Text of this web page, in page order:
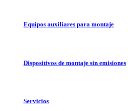
Equipos auxiliares para montaje
Dispositivos de montaje sin emisiones
Servicios